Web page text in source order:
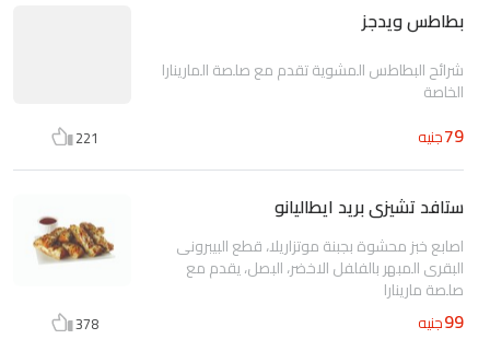
بطاطس ويدجز
شرائح البطاطس المشوية تقدم مع صلصة المارينارا
الخاصة
79جنيه 221
ستافد تشيزى بريد ايطاليانو
اصابع خبز محشوة بجبنة موتزاريلا، قطع البيبرونى
البقرى المبهر بالفلفل الاخضر، البصل، يقدم مع
صلصة مارينارا
99جنيه 378